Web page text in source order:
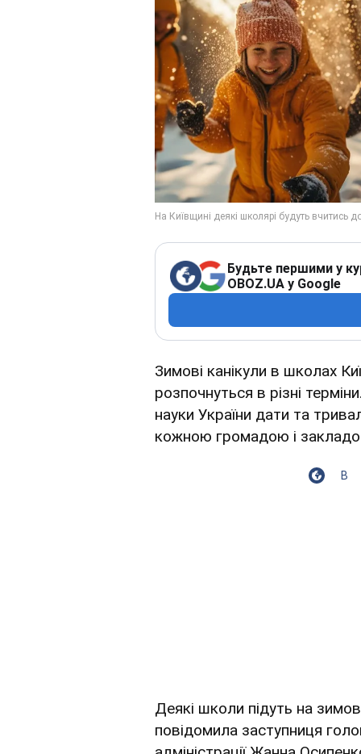
Будьте першими у
OBOZ.UA у Google
Зимові канікули в школах
розпочнуться в різні
науки України дати та
кожною громадою і
Деякі школи підуть на
повідомила заступниця